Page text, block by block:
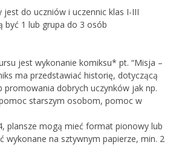
jest do uczniów i uczennic klas I-III
być 1 lub grupa do 3 osób
jest wykonanie komiksu* pt. “Misja –
ma przedstawiać historię, dotyczącą
promowania dobrych uczynków jak np.
starszym osobom, pomoc w
plansze mogą mieć format pionowy lub
wykonane na sztywnym papierze, min. 2